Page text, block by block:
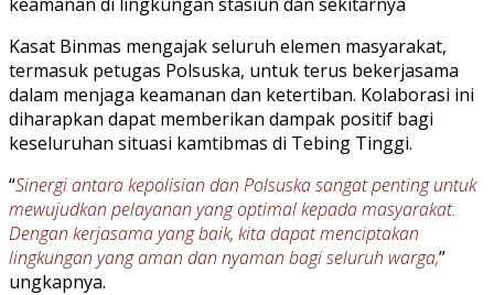
Kasat Binmas mengajak seluruh elemen masyarakat,
termasuk petugas Polsuska, untuk terus bekerjasama
dalam menjaga keamanan dan ketertiban. Kolaborasi ini
diharapkan dapat memberikan dampak positif bagi
keseluruhan situasi kamtibmas di Tebing Tinggi.
“Sinergi antara kepolisian dan Polsuska sangat penting untuk
mewujudkan pelayanan yang optimal kepada masyarakat.
Dengan kerjasama yang baik, kita dapat menciptakan
lingkungan yang aman dan nyaman bagi seluruh warga,”
ungkapnya.